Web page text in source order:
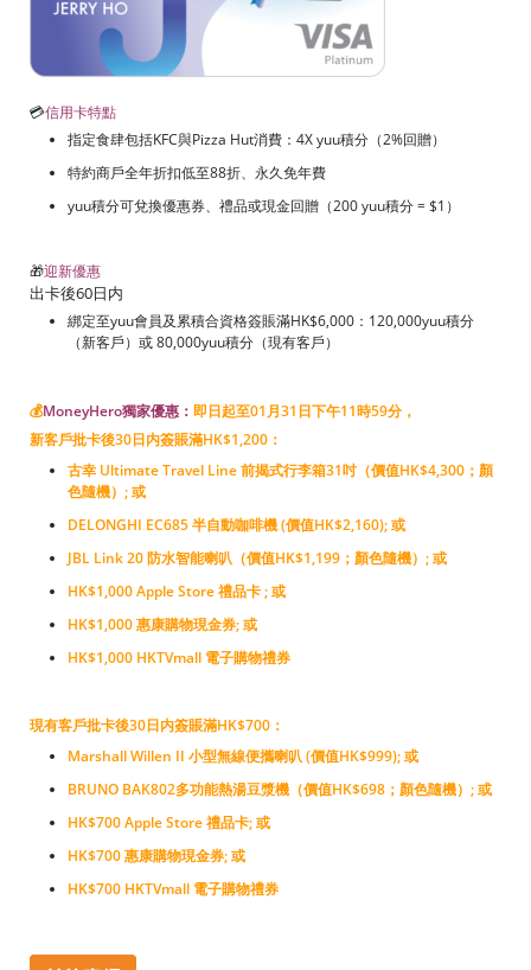
💳信用卡特點
指定食肆包括KFC與Pizza Hut消費：4X yuu積分（2%回贈）
特約商戶全年折扣低至88折、永久免年費
yuu積分可兌換優惠券、禮品或現金回贈（200 yuu積分 = $1）
🎁迎新優惠
出卡後60日内
綁定至yuu會員及累積合資格簽賬滿HK$6,000：120,000yuu積分
（新客戶）或80,000yuu積分（現有客戶）
💰MoneyHero獨家優惠： 即日起至01月31日下午11時59分，
新客戶批卡後30日内簽賬滿HK$1,200：
古幸 Ultimate Travel Line 前揭式行李箱31吋（價值HK$4,300；顏
色隨機）; 或
DELONGHI EC685 半自動咖啡機 (價值HK$2,160); 或
JBL Link 20 防水智能喇叭（價值HK$1,199；顏色隨機）; 或
HK$1,000 Apple Store 禮品卡 ; 或
HK$1,000 惠康購物現金券; 或
HK$1,000 HKTVmall 電子購物禮券
現有客戶批卡後30日内簽賬滿HK$700：
Marshall Willen II 小型無線便攜喇叭 (價值HK$999); 或
BRUNO BAK802多功能熱湯豆漿機（價值HK$698；顏色隨機）; 或
HK$700 Apple Store 禮品卡; 或
HK$700 惠康購物現金券; 或
HK$700 HKTVmall 電子購物禮券